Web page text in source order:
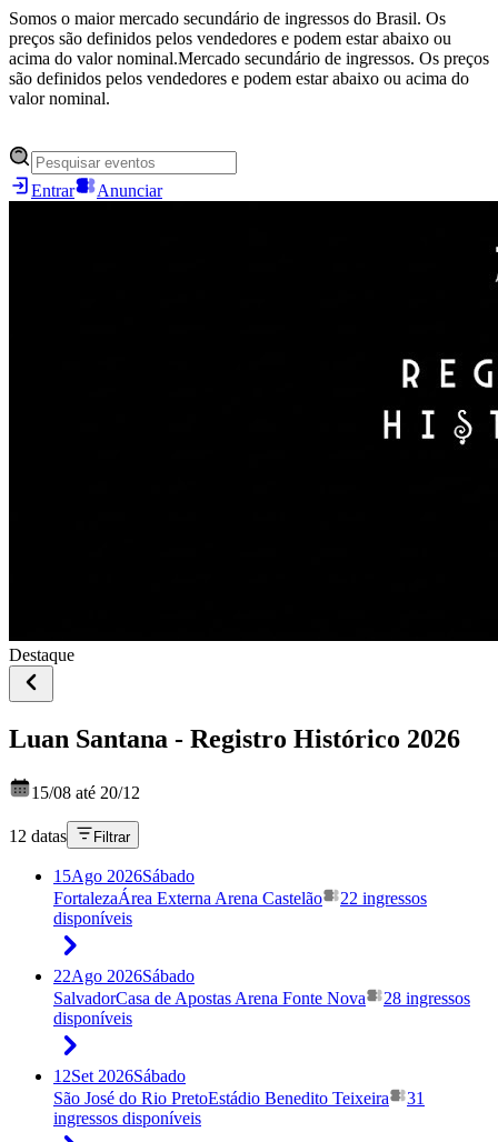
Somos o maior mercado secundário de ingressos do Brasil. Os
preços são definidos pelos vendedores e podem estar abaixo ou
acima do valor nominal.Mercado secundário de ingressos. Os preços
são definidos pelos vendedores e podem estar abaixo ou acima do
valor nominal.
Entrar Anunciar
Destaque
Luan Santana - Registro Histórico 2026
15/08 até 20/12
12 datas Filtrar
15Ago 2026Sábado
FortalezaÁrea Externa Arena Castelão
22 ingressos
disponíveis
22Ago 2026Sábado
SalvadorCasa de Apostas Arena Fonte Nova
28 ingressos
disponíveis
12Set 2026Sábado
São José do Rio PretoEstádio Benedito Teixeira
31
ingressos disponíveis